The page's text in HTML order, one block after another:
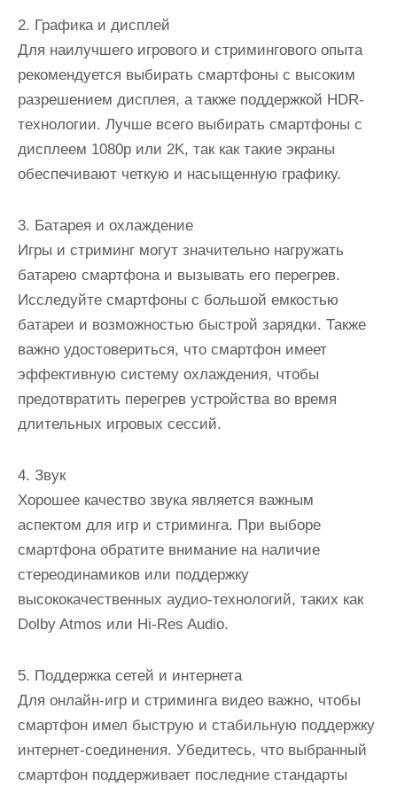
2. Графика и дисплей
Для наилучшего игрового и стримингового опыта
рекомендуется выбирать смартфоны с высоким
разрешением дисплея, а также поддержкой HDR-
технологии. Лучше всего выбирать смартфоны с
дисплеем 1080p или 2K, так как такие экраны
обеспечивают четкую и насыщенную графику.
3. Батарея и охлаждение
Игры и стриминг могут значительно нагружать
батарею смартфона и вызывать его перегрев.
Исследуйте смартфоны с большой емкостью
батареи и возможностью быстрой зарядки. Также
важно удостовериться, что смартфон имеет
эффективную систему охлаждения, чтобы
предотвратить перегрев устройства во время
длительных игровых сессий.
4. Звук
Хорошее качество звука является важным
аспектом для игр и стриминга. При выборе
смартфона обратите внимание на наличие
стереодинамиков или поддержку
высококачественных аудио-технологий, таких как
Dolby Atmos или Hi-Res Audio.
5. Поддержка сетей и интернета
Для онлайн-игр и стриминга видео важно, чтобы
смартфон имел быструю и стабильную поддержку
интернет-соединения. Убедитесь, что выбранный
смартфон поддерживает последние стандарты